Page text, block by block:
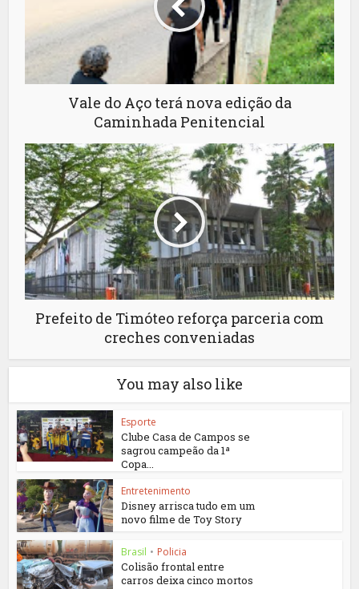
Vale do Aço terá nova edição da
Caminhada Penitencial
Prefeito de Timóteo reforça parceria com
creches conveniadas
You may also like
Esporte
Clube Casa de Campos se
sagrou campeão da 1ª
Copa...
Entretenimento
Disney arrisca tudo em um
novo filme de Toy Story
Brasil • Policia
Colisão frontal entre
carros deixa cinco mortos